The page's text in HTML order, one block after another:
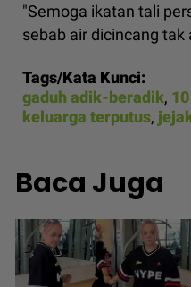
"Semoga ikatan tali
sebab air dicincang tak
Tags/Kata Kunci:
gaduh adik-beradik,
keluarga terputus,
Baca Juga